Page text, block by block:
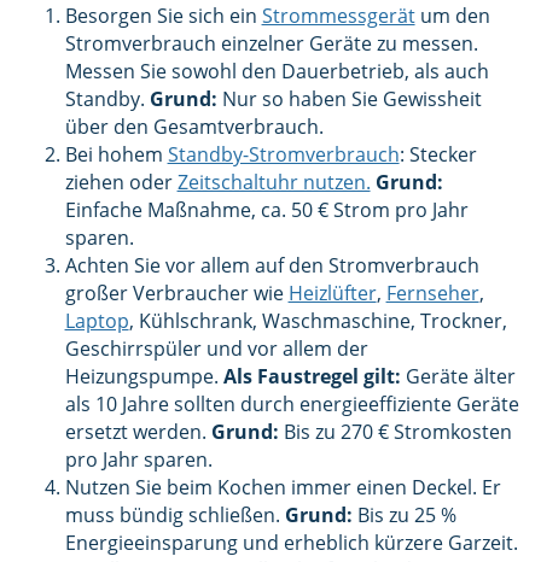
Besorgen Sie sich ein Strommessgerätum den
Stromverbrauch einzelner Geräte zu messen.
Messen Sie sowohl den Dauerbetrieb, als auch
Standby. Grund: Nur so haben Sie Gewissheit
über den Gesamtverbrauch.
Bei hohem Standby-Stromverbrauch: Stecker
ziehen oderZeitschaltuhr nutzen. Grund:
Einfache Maßnahme, ca. 50 € Strom pro Jahr
sparen.
Achten Sie vor allem auf den Stromverbrauch
großer Verbraucher wie Heizlüfter, Fernseher,
Laptop, Kühlschrank, Waschmaschine, Trockner,
Geschirrspüler und vor allem der
Heizungspumpe. Als Faustregel gilt: Geräte älter
als 10 Jahre sollten durch energieeffiziente Geräte
ersetzt werden. Grund: Bis zu 270 € Stromkosten
pro Jahr sparen.
Nutzen Sie beim Kochen immer einen Deckel. Er
muss bündig schließen. Grund: Bis zu 25 %
Energieeinsparung und erheblich kürzere Garzeit.